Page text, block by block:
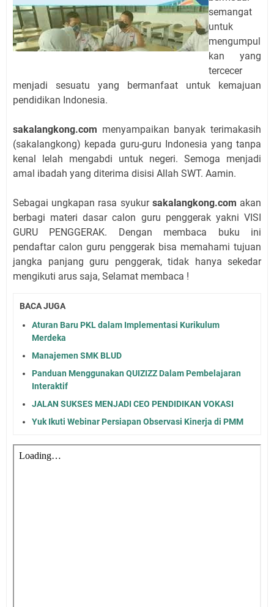
semangat
untuk
mengumpul
kan yang
tercecer
menjadi sesuatu yang bermanfaat untuk kemajuan
pendidikan Indonesia.
sakalangkong.com menyampaikan banyak terimakasih
(sakalangkong) kepada guru-guru Indonesia yang tanpa
kenal lelah mengabdi untuk negeri. Semoga menjadi
amal ibadah yang diterima disisi Allah SWT. Aamin.
Sebagai ungkapan rasa syukur sakalangkong.com akan
berbagi materi dasar calon guru penggerak yakni VISI
GURU PENGGERAK. Dengan membaca buku ini
pendaftar calon guru penggerak bisa memahami tujuan
jangka panjang guru penggerak, tidak hanya sekedar
mengikuti arus saja, Selamat membaca !
BACA JUGA
Aturan Baru PKL dalam Implementasi Kurikulum
Merdeka
Manajemen SMK BLUD
Panduan Menggunakan QUIZIZZ Dalam Pembelajaran
Interaktif
JALAN SUKSES MENJADI CEO PENDIDIKAN VOKASI
Yuk Ikuti Webinar Persiapan Observasi Kinerja di PMM